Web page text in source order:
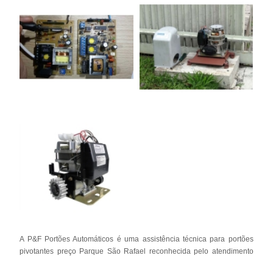
A P&F Portões Automáticos é uma assistência técnica para portões
pivotantes preço Parque São Rafael reconhecida pelo atendimento